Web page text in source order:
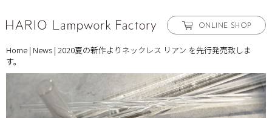
ONLINE SHOP
Home | News | 2020夏の新作よりネックレス リアン を先行発売致しま
す。